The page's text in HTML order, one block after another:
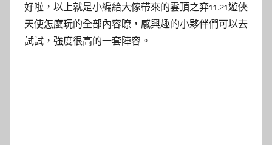
好啦，以上就是小編給大傢帶來的雲頂之弈11.21遊俠
天使怎麼玩的全部內容瞭，感興趣的小夥伴們可以去
試試，強度很高的一套陣容。